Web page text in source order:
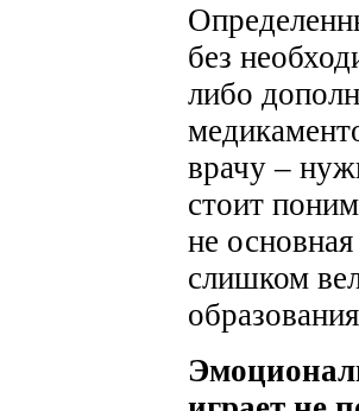
без
либо
врачу –
стоит
не
слишком